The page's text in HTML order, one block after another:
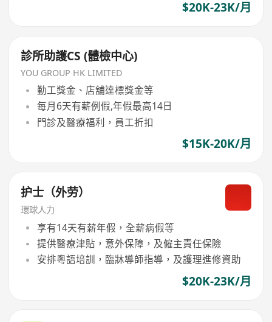
$20K-23K/月
診所助護CS (體檢中心)
YOU GROUP HK LIMITED
勤工獎金、店舖達標獎金等
每月6天有薪例假,年假最高14日
門診及醫療福利，員工折扣
$15K-20K/月
护士（外劳）
環球人力
享有14天有薪年假，全薪病假等
提供醫療津貼，意外保障，及僱主責任保險
安排粵語培訓，臨牀導師指導，及護理進修資助
$20K-23K/月